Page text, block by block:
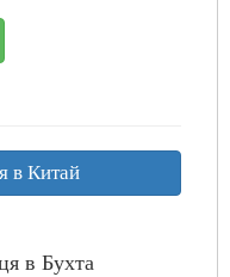
в Китай
в Бухта